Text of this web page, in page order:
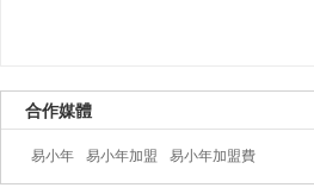
合作媒體
易小年 易小年加盟 易小年加盟費